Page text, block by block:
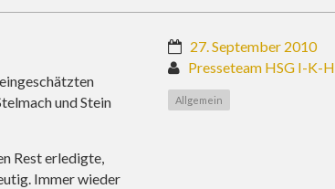
und Stein
Rest erledigte,
Immer wieder
27. September 2010
Presseteam HSG I-K-H
Allgemein